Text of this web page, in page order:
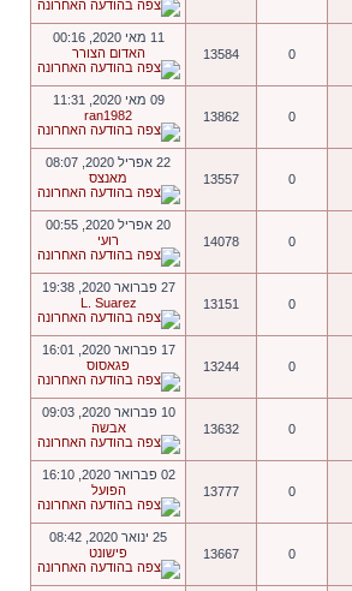
0
13584
11 מאי 2020, 00:16
האדום הצורר
0
13862
09 מאי 2020, 11:31
ran1982
0
13557
22 אפריל 2020, 08:07
מאנצס
0
14078
20 אפריל 2020, 00:55
רועי
0
13151
27 פברואר 2020, 19:38
L. Suarez
0
13244
17 פברואר 2020, 16:01
פגאסוס
0
13632
10 פברואר 2020, 09:03
אבשה
0
13777
02 פברואר 2020, 16:10
הפועל
0
13667
25 ינואר 2020, 08:42
פישונט